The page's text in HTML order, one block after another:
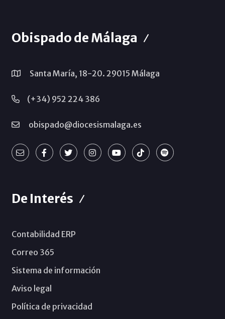
Obispado de Málaga
Santa María, 18-20. 29015 Málaga
(+34) 952 224 386
obispado@diocesismalaga.es
De Interés
Contabilidad ERP
Correo 365
Sistema de información
Aviso legal
Política de privacidad